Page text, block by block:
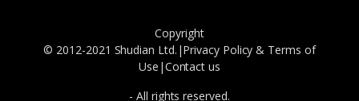
Copyright
© 2012-2021 Shudian Ltd.|Privacy Policy & Terms of
Use |Contact us
- All rights reserved.